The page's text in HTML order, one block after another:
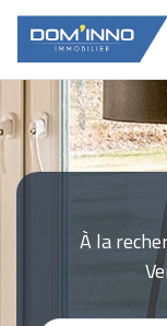
À la